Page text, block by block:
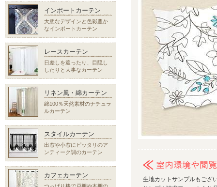
生地カットサンプルもござ
インポートカーテン
大胆なデザインと色彩豊か
なインポートカーテン
レースカーテン
日差しを遮ったり、目隠し
したりと大事なカーテン
リネン風・綿カーテン
綿100％天然素材のナチュラ
ルカーテン
スタイルカーテン
出窓や小窓にピッタリのア
ンティーク調のカーテン
カフェカーテン